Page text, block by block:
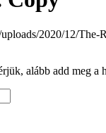
2020/12/
alább add meg a